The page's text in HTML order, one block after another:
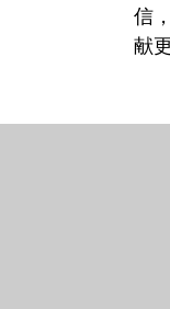
信
献